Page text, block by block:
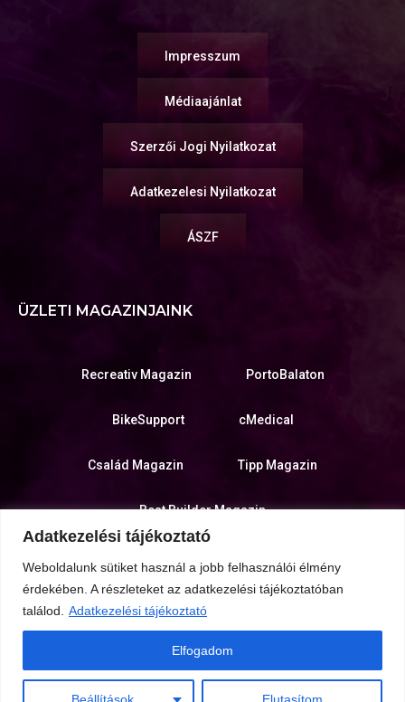
Adatkezelési tájékoztató
Weboldalunk sütiket használ a jobb felhasználói élmény
érdekében. A részleteket az adatkezelési tájékoztatóban
találod.
Adatkezelési tájékoztató
Beállítások Elutasítom
Elfogadom
Impresszum
Médiaajánlat
Szerzői Jogi Nyilatkozat
Adatkezelesi Nyilatkozat
ÁSZF
ÜZLETI MAGAZINJAINK
Recreativ Magazin PortoBalaton
BikeSupport cMedical
Család Magazin Tipp Magazin
Best Builder Magazin
KIADÓ WEBOLDALA
Várkanyar Kreatív Stúdió